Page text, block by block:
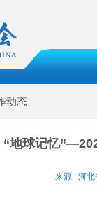
动态
“地球记忆
来源 : 河